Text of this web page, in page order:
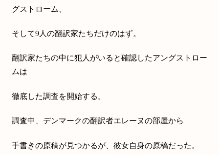
グストローム、
そして9人の翻訳家たちだけのはず。
翻訳家たちの中に犯人がいると確認したアングストロー
ムは
徹底した調査を開始する。
調査中、デンマークの翻訳者エレーヌの部屋から
手書きの原稿が見つかるが、彼女自身の原稿だった。